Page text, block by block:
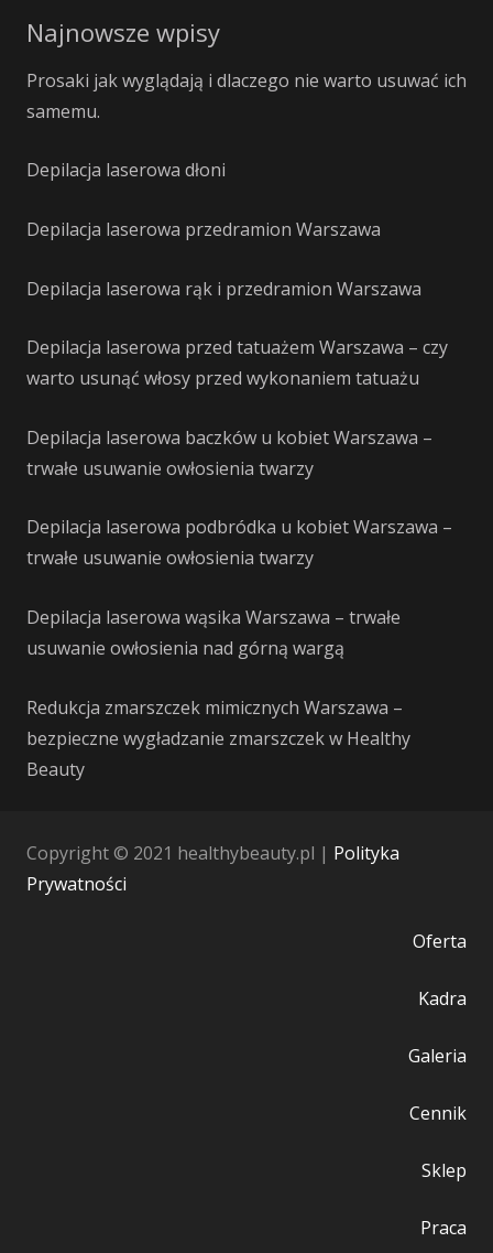
Najnowsze wpisy
Prosaki jak wyglądają i dlaczego nie warto usuwać ich
samemu.
Depilacja laserowa dłoni
Depilacja laserowa przedramion Warszawa
Depilacja laserowa rąk i przedramion Warszawa
Depilacja laserowa przed tatuażem Warszawa – czy
warto usunąć włosy przed wykonaniem tatuażu
Depilacja laserowa baczków u kobiet Warszawa –
trwałe usuwanie owłosienia twarzy
Depilacja laserowa podbródka u kobiet Warszawa –
trwałe usuwanie owłosienia twarzy
Depilacja laserowa wąsika Warszawa – trwałe
usuwanie owłosienia nad górną wargą
Redukcja zmarszczek mimicznych Warszawa –
bezpieczne wygładzanie zmarszczek w Healthy
Beauty
Copyright © 2021 healthybeauty.pl | Polityka
Prywatności
Oferta
Kadra
Galeria
Cennik
Sklep
Praca